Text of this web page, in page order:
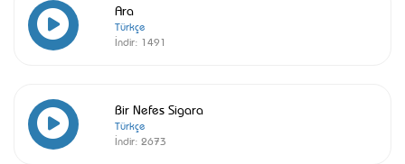
Ara
Türkçe
İndir: 1491
Bir Nefes Sigara
Türkçe
İndir: 2673